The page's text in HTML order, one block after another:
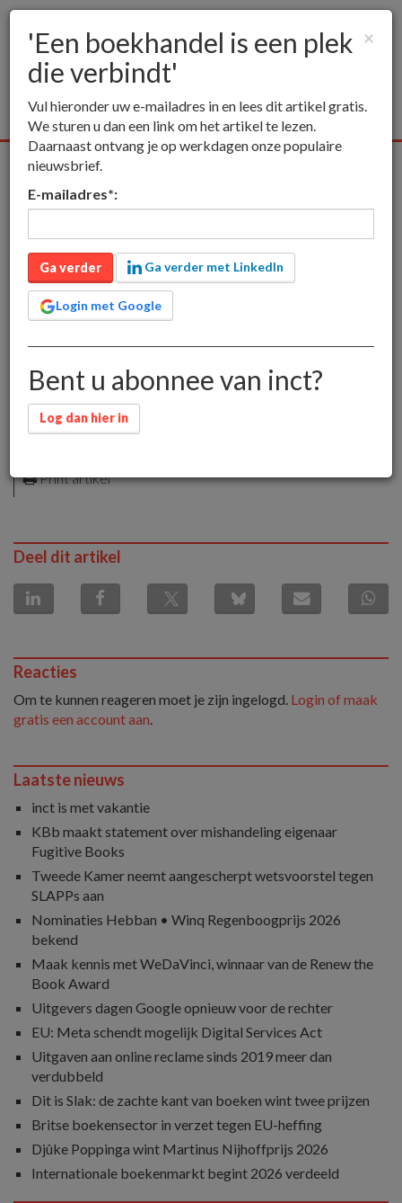
Alle media Publieksmedia
'Een boekhandel is een
plek die verbindt'
alleen voor leden
24 april 2015 om 08:51
1 minuut leestijd
Print artikel
Deel dit artikel
Reacties
Om te kunnen reageren moet je zijn ingelogd. Login of maak
gratis een account aan.
Laatste nieuws
inct is met vakantie
KBb maakt statement over mishandeling eigenaar
Fugitive Books
Tweede Kamer neemt aangescherpt wetsvoorstel tegen
SLAPPs aan
Nominaties Hebban • Winq Regenboogprijs 2026
bekend
Maak kennis met WeDaVinci, winnaar van de Renew the
Book Award
Uitgevers dagen Google opnieuw voor de rechter
EU: Meta schendt mogelijk Digital Services Act
Uitgaven aan online reclame sinds 2019 meer dan
verdubbeld
Dit is Slak: de zachte kant van boeken wint twee prijzen
Britse boekensector in verzet tegen EU-heffing
Djûke Poppinga wint Martinus Nijhoffprijs 2026
Internationale boekenmarkt begint 2026 verdeeld
×
'Een boekhandel is een plek
die verbindt'
Vul hieronder uw e-mailadres in en lees dit artikel gratis.
We sturen u dan een link om het artikel te lezen.
Daarnaast ontvang je op werkdagen onze populaire
nieuwsbrief.
E-mailadres*:
Ga verder Ga verder met LinkedIn
Login met Google
Bent u abonnee van inct?
Log dan hier in